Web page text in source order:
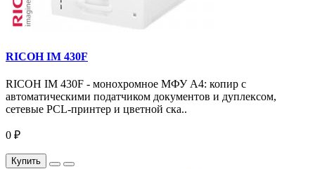
RICOH IM 430F
RICOH IM 430F - монохромное МФУ A4: копир с
автоматическими податчиком документов и дуплексом,
сетевые PCL-принтер и цветной ска..
0 ₽
Купить